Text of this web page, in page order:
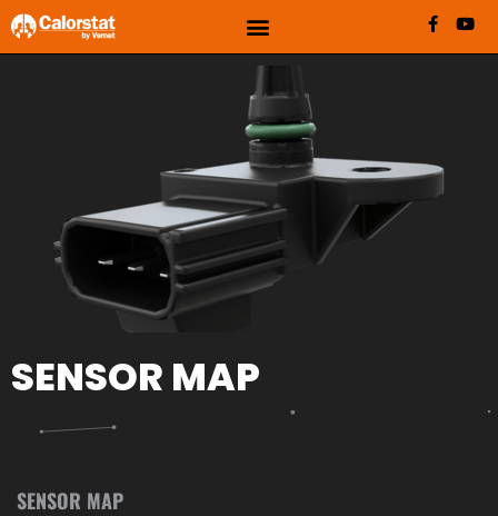
SENSOR MAP
SENSOR MAP